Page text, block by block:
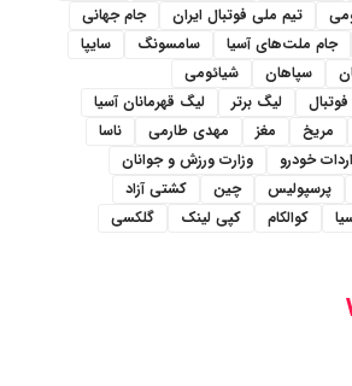
تیم ملی فوتبال ایران
جام جهانی
جام ملت‌های آسیا سامسونگ
سایپا
سپاهان
شیائومی
فوتبال لیگ برتر
لیگ قهرمانان آسیا
مریخ مغز مهدی طارمی
ناسا
خودرو
وزارت ورزش و جوانان
پرسپولیس چین
کشتی آزاد
کوالکام کپی لینک
گلکسی